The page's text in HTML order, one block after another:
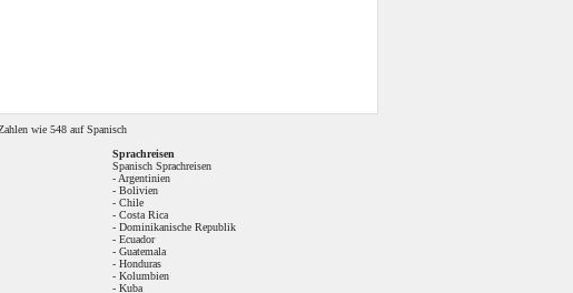
wie 548 auf Spanisch
Sprachreisen
Spanisch Sprachreisen
- Argentinien
- Bolivien
- Chile
- Costa Rica
- Dominikanische Republik
- Ecuador
- Guatemala
- Honduras
- Kolumbien
- Kuba